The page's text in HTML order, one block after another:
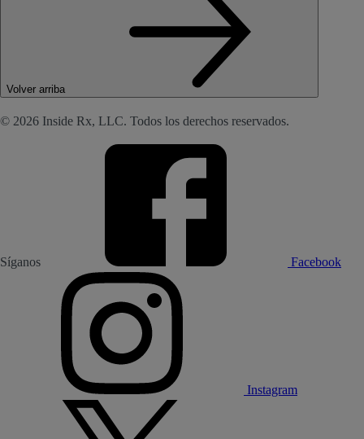
Volver arriba
© 2026 Inside Rx, LLC. Todos los derechos reservados.
Síganos Facebook
Instagram